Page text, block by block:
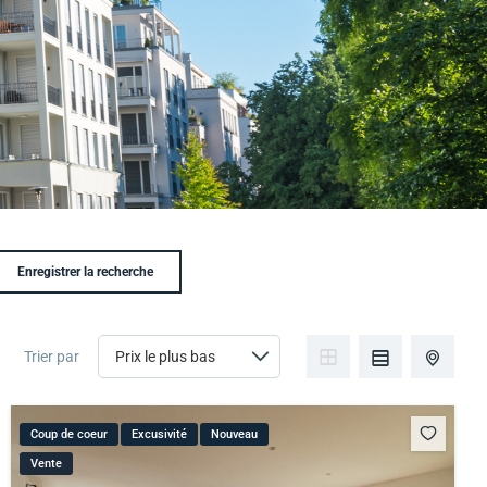
Enregistrer la recherche
Trier par
Coup de coeur Excusivité Nouveau
Vente